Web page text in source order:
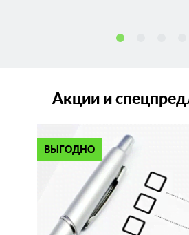
Акции и
ВЫГОДНО